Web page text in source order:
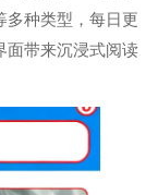
多种类型，每日更
面带来沉浸式阅读